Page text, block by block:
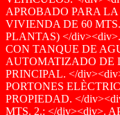
APROBADO PARA
VIVIENDA DE 60
PLANTAS) </
CON TANQUE DE
AUTOMATIZADO DE
PRINCIPAL. </
PORTONES
PROPIEDAD. </
MTS. 2.: </div><div>.